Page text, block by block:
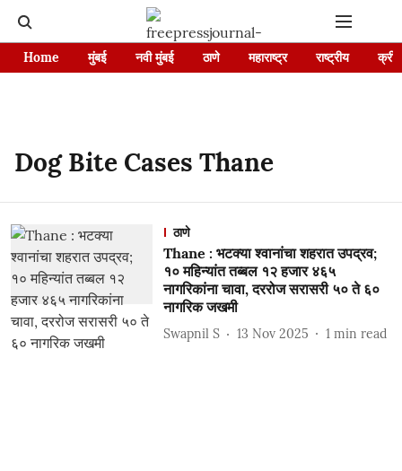
Home मुंबई नवी मुंबई ठाणे महाराष्ट्र राष्ट्रीय
Dog Bite Cases Thane
ठाणे
Thane : भटक्या श्वानांचा शहरात उपद्रव;
१० महिन्यांत तब्बल १२ हजार ४६५
नागरिकांना चावा, दररोज सरासरी ५० ते ६०
नागरिक जखमी
Swapnil S 13 Nov 2025 1 min read